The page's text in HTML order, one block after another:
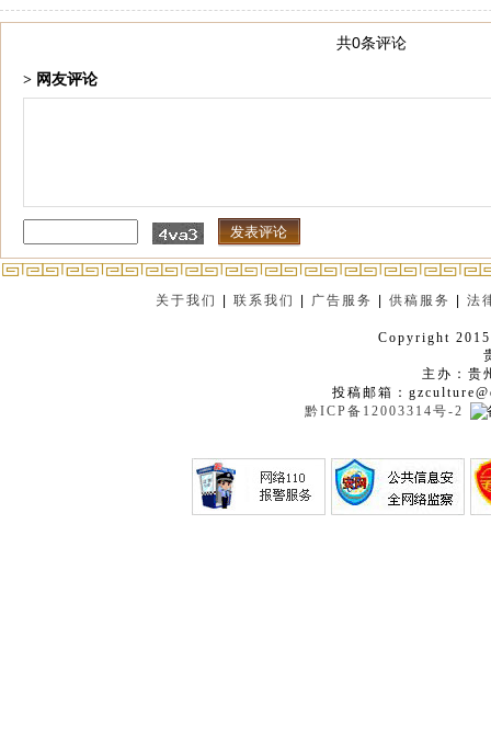
共0条评论
> 网友评论
关于我们 |联系我们 广告服务 |供稿服务 |法
Copyright
主办：贵
投稿邮箱：
黔ICP备12003314号-2